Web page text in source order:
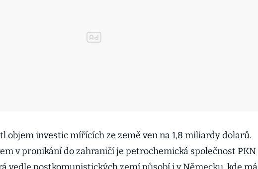
objem investic mířících ze země ven na 1,8 miliardy dolarů.
v pronikání do zahraničí je petrochemická společnost PKN